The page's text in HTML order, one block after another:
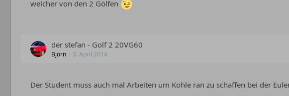
welcher von den 2 Gölfen
der stefan - Golf 2 20VG60
Björn 3. April 2014
Der Student muss auch mal Arbeiten um Kohle ran zu schaffen bei der